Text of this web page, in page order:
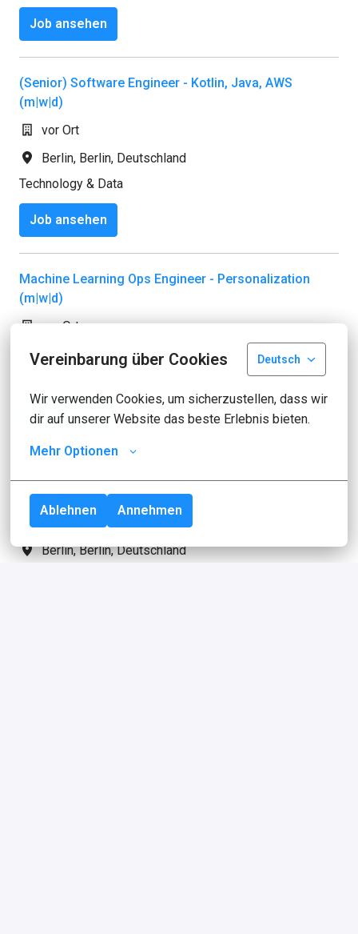
Vereinbarung über Cookies Deutsch
Wir verwenden Cookies, um sicherzustellen, dass wir
dir auf unserer Website das beste Erlebnis bieten.
Mehr Optionen
Ablehnen Annehmen
Job ansehen
(Senior) Software Engineer - Kotlin, Java, AWS
(m|w|d)
vor Ort
Berlin, Berlin, Deutschland
Technology & Data
Job ansehen
Machine Learning Ops Engineer - Personalization
(m|w|d)
vor Ort
Berlin, Berlin, Deutschland
Job ansehen
CRM Tech
Berlin, Berlin, Deutschland